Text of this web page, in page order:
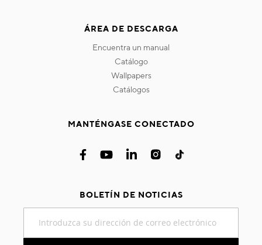
ÁREA DE DESCARGA
encuentra un manual
catálogo
wallpapers
catálogos
MANTÉNGASE CONECTADO
BOLETÍN DE NOTICIAS
nuestro